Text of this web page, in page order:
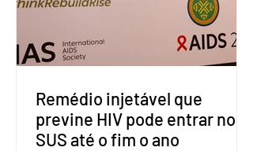
Exteriores, o Brasil considera que as
incompatíveis com as obrigações
assumidas pelos Estados Unid
Remédio injetável que
previne HIV pode entrar no
SUS até o fim o ano